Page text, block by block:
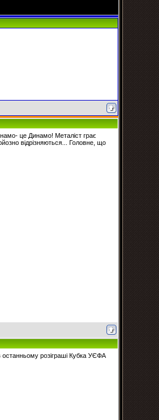
це Динамо! Металіст грає
відрізняються... Головне, що
розіграші Кубка УЄФА